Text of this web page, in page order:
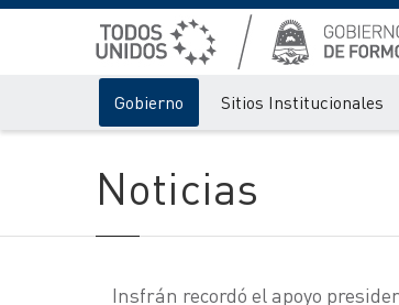
Gobierno Sitios Institucionales
Noticias
Insfrán recordó el apoyo